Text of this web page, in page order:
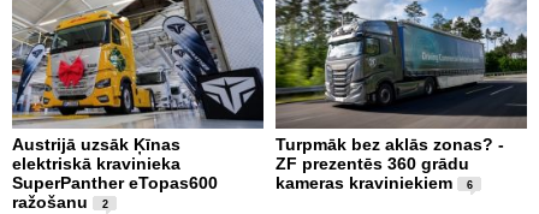
Austrijā uzsāk Ķīnas
elektriskā kravinieka
SuperPanther eTopas600
ražošanu
2
Turpmāk bez aklās zonas? -
ZF prezentēs 360 grādu
kameras kraviniekiem
6